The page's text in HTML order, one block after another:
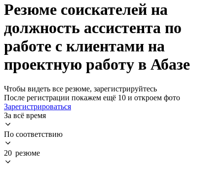
Резюме соискателей на
должность ассистента по
работе с клиентами на
проектную работу в Абазе
Чтобы видеть все резюме, зарегистрируйтесь
После регистрации покажем ещё 10 и откроем фото
Зарегистрироваться
За всё время
По соответствию
20 резюме